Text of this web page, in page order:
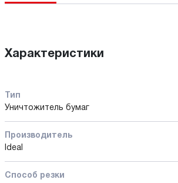
Характеристики
Тип
Уничтожитель бумаг
Производитель
Ideal
Способ резки